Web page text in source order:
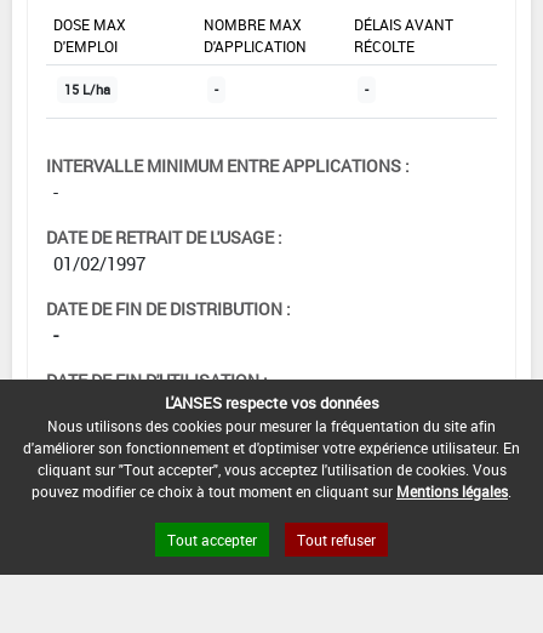
DOSE MAX
D'EMPLOI
NOMBRE MAX
D'APPLICATION
DÉLAIS AVANT
RÉCOLTE
15 L/ha - -
INTERVALLE MINIMUM ENTRE APPLICATIONS :
-
DATE DE RETRAIT DE L'USAGE :
01/02/1997
DATE DE FIN DE DISTRIBUTION :
-
DATE DE FIN D'UTILISATION :
L'ANSES respecte vos données
Nous utilisons des cookies pour mesurer la fréquentation du site afin
d'améliorer son fonctionnement et d'optimiser votre expérience utilisateur. En
cliquant sur "Tout accepter", vous acceptez l'utilisation de cookies. Vous
pouvez modifier ce choix à tout moment en cliquant sur Mentions légales
Tout accepter Tout refuser